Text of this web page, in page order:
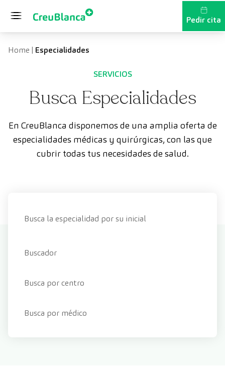
Pedir cita
Home | Especialidades
SERVICIOS
Busca Especialidades
En CreuBlanca disponemos de una amplia oferta de
especialidades médicas y quirúrgicas, con las que
cubrir todas tus necesidades de salud.
Busca la especialidad por su inicial
Buscador
Busca por centro
Busca por médico